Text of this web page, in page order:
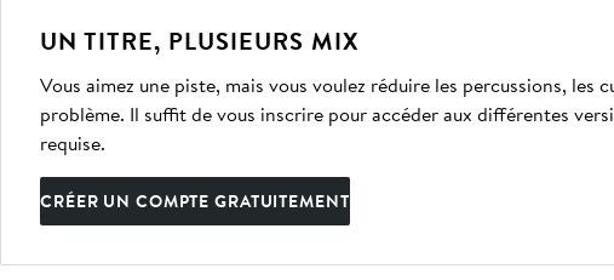
UN TITRE, PLUSIEURS MIX
Vous aimez une piste, mais vous voulez réduire les percussions, les
problème. Il suffit de vous inscrire pour accéder aux différentes
requise.
CRÉER UN COMPTE GRATUITEMENT